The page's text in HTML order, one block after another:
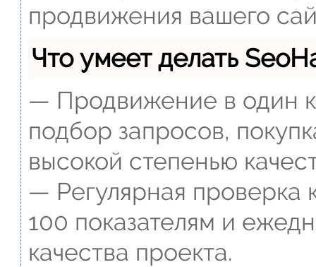
продвижения вашего
Что умеет делать
— Продвижение в один
подбор запросов,
высокой степенью
— Регулярная проверка
100 показателям и
качества проекта.